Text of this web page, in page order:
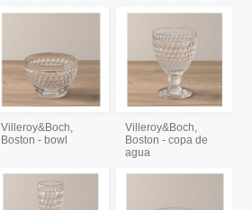
Villeroy&Boch,
Boston - bowl
Villeroy&Boch,
Boston - copa de
agua